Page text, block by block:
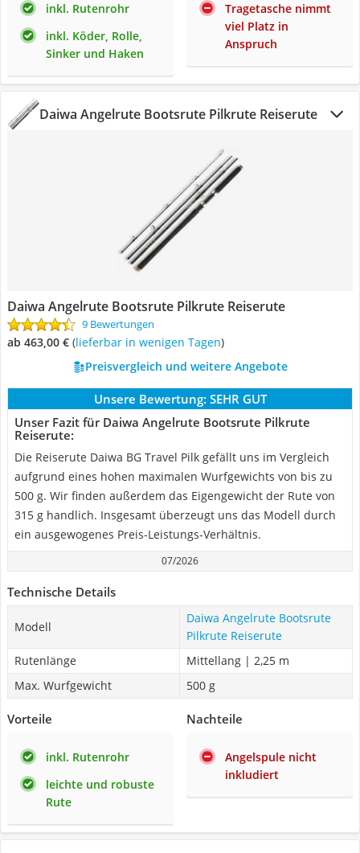
inkl. Rutenrohr
inkl. Köder, Rolle,
Sinker und Haken
Tragetasche nimmt
viel Platz in
Anspruch
Daiwa Angelrute Bootsrute Pilkrute Reiserute
Daiwa Angelrute Bootsrute Pilkrute Reiserute
9 Bewertungen
ab 463,00 € ( Lieferbar in wenigen Tagen)
Preisvergleich und weitere Angebote
Unsere Bewertung: SEHR GUT
Unser Fazit für Daiwa Angelrute Bootsrute Pilkrute
Reiserute:
Die Reiserute Daiwa BG Travel Pilk gefällt uns im Vergleich
aufgrund eines hohen maximalen Wurfgewichts von bis zu
500 g. Wir finden außerdem das Eigengewicht der Rute von
315 g handlich. Insgesamt überzeugt uns das Modell durch
ein ausgewogenes Preis-Leistungs-Verhältnis.
07/2026
Technische Details
Modell
Daiwa Angelrute Bootsrute
Pilkrute Reiserute
Rutenlänge
Mittellang | 2,25 m
Max. Wurfgewicht
500 g
Vorteile
inkl. Rutenrohr
leichte und robuste
Rute
Nachteile
Angelspule nicht
inkludiert